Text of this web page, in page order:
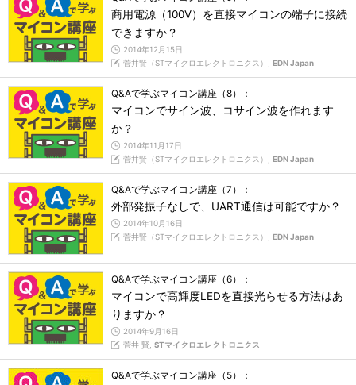
商用電源（100V）を直接マイコンの端子に接続
できますか？
2014年12月15日
菅井賢（STマイクロエレクトロニクス）, EDN Japan
Q&Aで学ぶマイコン講座（8）：
マイコンでサイン波、コサイン波を作れます
か？
2014年11月17日
菅井賢（STマイクロエレクトロニクス）, EDN Japan
Q&Aで学ぶマイコン講座（7）：
外部発振子なしで、UART通信は可能ですか？
2014年10月16日
菅井賢（STマイクロエレクトロニクス）, EDN Japan
Q&Aで学ぶマイコン講座（6）：
マイコンで高輝度LEDを直接光らせる方法はあ
りますか？
2014年9月16日
菅井 賢, STマイクロエレクトロニクス
Q&Aで学ぶマイコン講座（5）：